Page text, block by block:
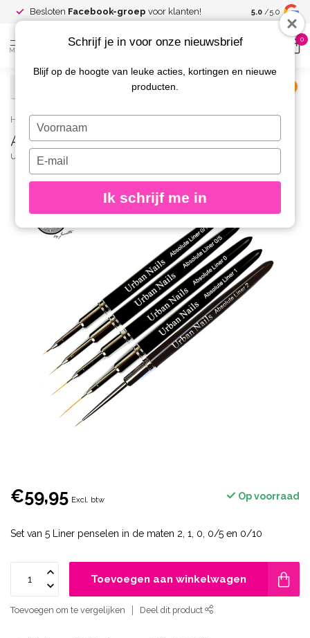
Besloten Facebook-groep voor klanten! Spaar voor
kortingen
5.0 /5.0
MENU
0
Home / Absolute Liner set 5 stuks
Absolute Liner set 5 stuks
URBAN NAILS
€59,95 Excl. btw Op voorraad
Set van 5 Liner penselen in de maten 2, 1, 0, 0/5 en 0/10
Toevoegen aan winkelwagen
Toevoegen om te vergelijken Deel dit product
Schrijf je in voor onze nieuwsbrief
Blijf op de hoogte van leuke acties, kortingen en nieuwe
producten.
Typ
je
naam
Typ
je
e-
in
Ik schrijf me in